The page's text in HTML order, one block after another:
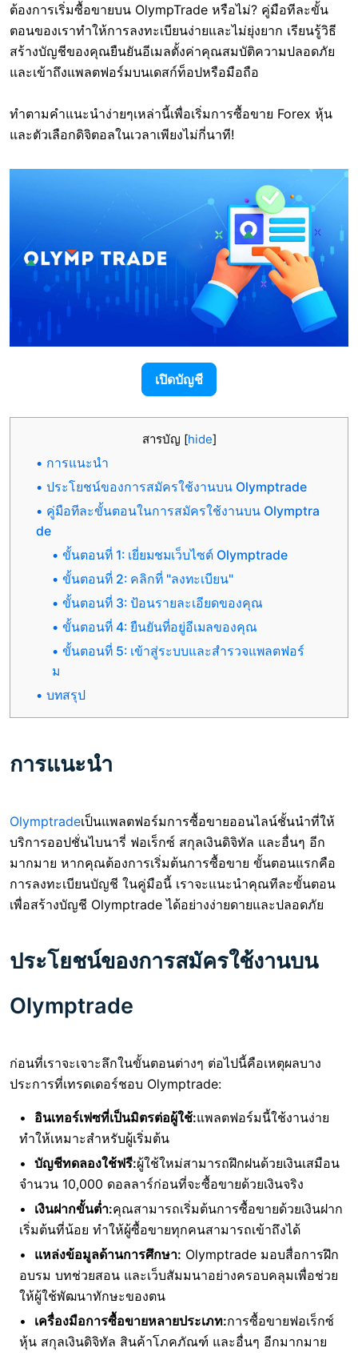
ต้องการเริ่มซื้อขายบน OlympTrade หรือไม่? คู่มือทีละขั้น
ตอนของเราทำให้การลงทะเบียนง่ายและไม่ยุ่งยาก เรียนรู้วิธี
สร้างบัญชีของคุณยืนยันอีเมลตั้งค่าคุณสมบัติความปลอดภัย
และเข้าถึงแพลตฟอร์มบนเดสก์ท็อปหรือมือถือ
ทำตามคำแนะนำง่ายๆเหล่านี้เพื่อเริ่มการซื้อขาย Forex หุ้น
และตัวเลือกดิจิตอลในเวลาเพียงไม่กี่นาที!
เปิดบัญชี
สารบัญ [hide]
การแนะนำ
ประโยชน์ของการสมัครใช้งานบน Olymptrade
คู่มือทีละขั้นตอนในการสมัครใช้งานบน Olymptra
de
ขั้นตอนที่ 1: เยี่ยมชมเว็บไซต์ Olymptrade
ขั้นตอนที่ 2: คลิกที่ "ลงทะเบียน"
ขั้นตอนที่ 3: ป้อนรายละเอียดของคุณ
ขั้นตอนที่ 4: ยืนยันที่อยู่อีเมลของคุณ
ขั้นตอนที่ 5: เข้าสู่ระบบและสำรวจแพลตฟอร์
ม
บทสรุป
การแนะนำ
Olymptradeเป็นแพลตฟอร์มการซื้อขายออนไลน์ชั้นนำที่ให้
บริการออปชั่นไบนารี่ ฟอเร็กซ์ สกุลเงินดิจิทัล และอื่นๆ อีก
มากมาย หากคุณต้องการเริ่มต้นการซื้อขาย ขั้นตอนแรกคือ
การลงทะเบียนบัญชี ในคู่มือนี้ เราจะแนะนำคุณทีละขั้นตอน
เพื่อสร้างบัญชี Olymptrade ได้อย่างง่ายดายและปลอดภัย
ประโยชน์ของการสมัครใช้งานบน
Olymptrade
ก่อนที่เราจะเจาะลึกในขั้นตอนต่างๆ ต่อไปนี้คือเหตุผลบาง
ประการที่เทรดเดอร์ชอบ Olymptrade:
อินเทอร์เฟซที่เป็นมิตรต่อผู้ใช้:แพลตฟอร์มนี้ใช้งานง่าย
ทำให้เหมาะสำหรับผู้เริ่มต้น
บัญชีทดลองใช้ฟรี:ผู้ใช้ใหม่สามารถฝึกฝนด้วยเงินเสมือน
จำนวน 10,000 ดอลลาร์ก่อนที่จะซื้อขายด้วยเงินจริง
เงินฝากขั้นต่ำ:คุณสามารถเริ่มต้นการซื้อขายด้วยเงินฝาก
เริ่มต้นที่น้อย ทำให้ผู้ซื้อขายทุกคนสามารถเข้าถึงได้
แหล่งข้อมูลด้านการศึกษา: Olymptrade มอบสื่อการฝึก
อบรม บทช่วยสอน และเว็บสัมมนาอย่างครอบคลุมเพื่อช่วย
ให้ผู้ใช้พัฒนาทักษะของตน
เครื่องมือการซื้อขายหลายประเภท:การซื้อขายฟอเร็กซ์
หุ้น สกุลเงินดิจิทัล สินค้าโภคภัณฑ์ และอื่นๆ อีกมากมาย